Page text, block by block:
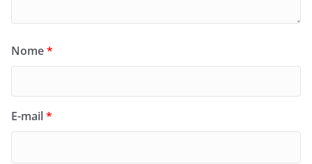
Nome*
E-mail*